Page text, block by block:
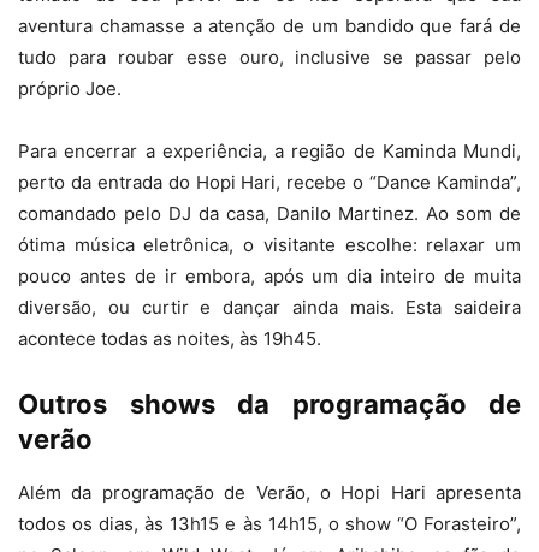
aventura chamasse a atenção de um bandido que fará de
tudo para roubar esse ouro, inclusive se passar pelo
próprio Joe.
Para encerrar a experiência, a região de Kaminda Mundi,
perto da entrada do Hopi Hari, recebe o “Dance Kaminda”,
comandado pelo DJ da casa, Danilo Martinez. Ao som de
ótima música eletrônica, o visitante escolhe: relaxar um
pouco antes de ir embora, após um dia inteiro de muita
diversão, ou curtir e dançar ainda mais. Esta saideira
acontece todas as noites, às 19h45.
Outros shows da programação de
verão
Além da programação de Verão, o Hopi Hari apresenta
todos os dias, às 13h15 e às 14h15, o show “O Forasteiro”,